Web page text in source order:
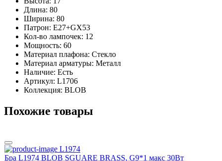
Длина: 80
Ширина: 80
Патрон: E27+GX53
Кол-во лампочек: 12
Мощность: 60
Материал плафона: Стекло
Материал арматуры: Металл
Наличие: Есть
Артикул: L1706
Коллекция: BLOB
Похожие товары
L1974
Бра L1974 BLOB SGUARE BRASS, G9*1 макс 30Вт